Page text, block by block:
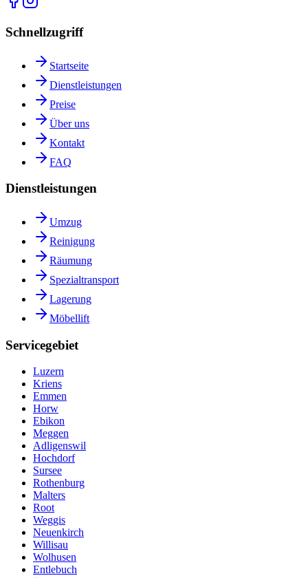
Schnellzugriff
Startseite
Dienstleistungen
Preise
Über uns
Kontakt
FAQ
Dienstleistungen
Umzug
Reinigung
Räumung
Spezialtransport
Lagerung
Möbellift
Servicegebiet
Luzern
Kriens
Emmen
Horw
Ebikon
Meggen
Adligenswil
Hochdorf
Sursee
Rothenburg
Malters
Root
Weggis
Neuenkirch
Willisau
Wolhusen
Entlebuch